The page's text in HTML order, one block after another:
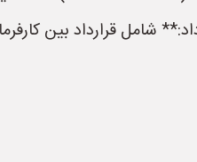
شامل قرارداد بین